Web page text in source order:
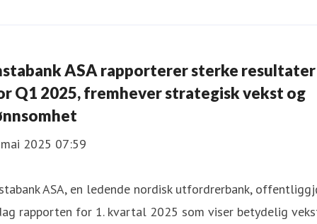
ASA rapporterer sterke resultater
Q1 2025, fremhever strategisk vekst og
2025 07:59
ASA, en ledende nordisk utfordrerbank,
rapporten for 1. kvartal 2025 som viser betydelig